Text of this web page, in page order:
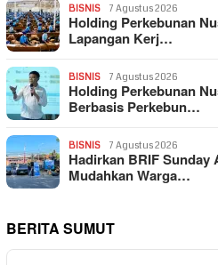
BISNIS 7 Agustus 2026
Holding Perkebunan
Lapangan Kerj…
BISNIS 7 Agustus 2026
Holding Perkebunan
Berbasis Perkebun…
BISNIS 7 Agustus 2026
Hadirkan BRIF
Mudahkan Warga…
BERITA SUMUT